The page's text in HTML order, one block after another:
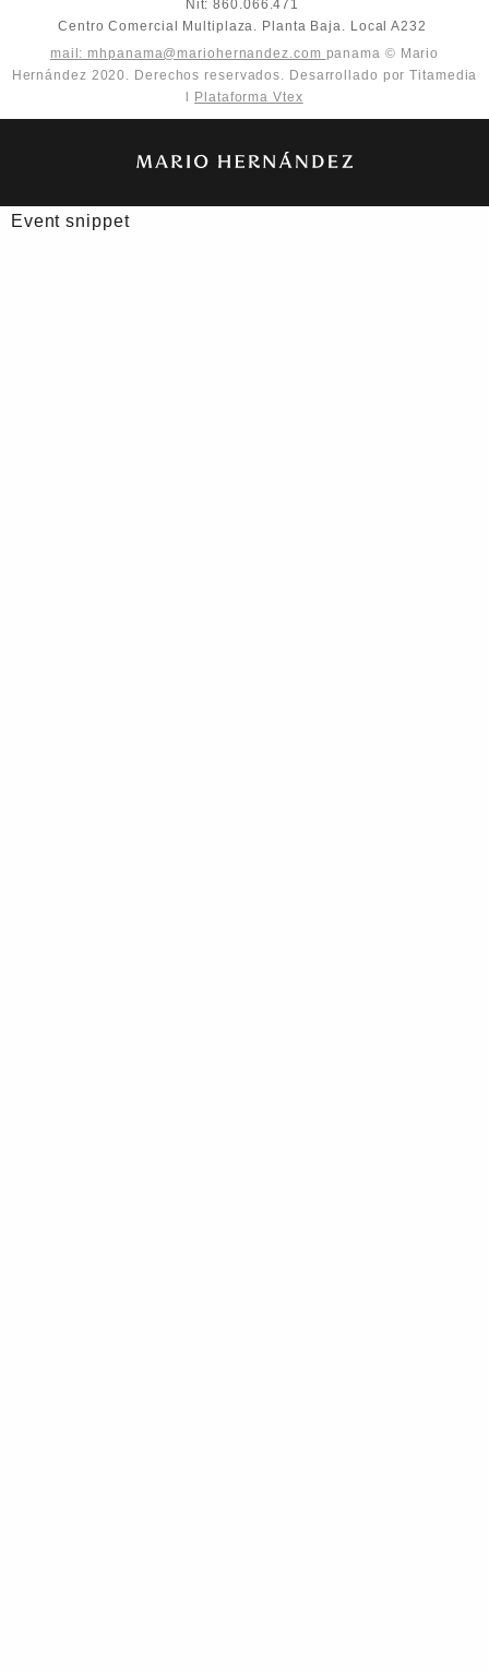
Nit: 860.066.471
Centro Comercial Multiplaza. Planta Baja. Local A232
mail: mhpanama@mariohernandez.com panama © Mario
Hernández 2020. Derechos reservados. Desarrollado por Titamedia
l Plataforma Vtex
Event snippet